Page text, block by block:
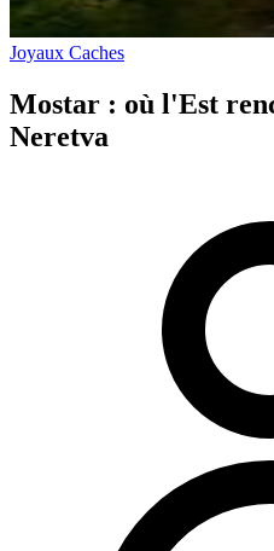
Joyaux Caches
Mostar : où l'Est
Neretva